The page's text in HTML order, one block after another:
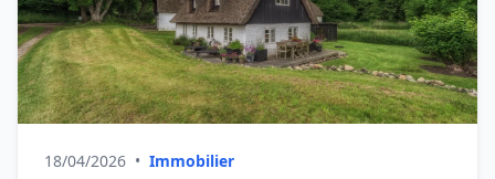
18/04/2026 • Immobilier